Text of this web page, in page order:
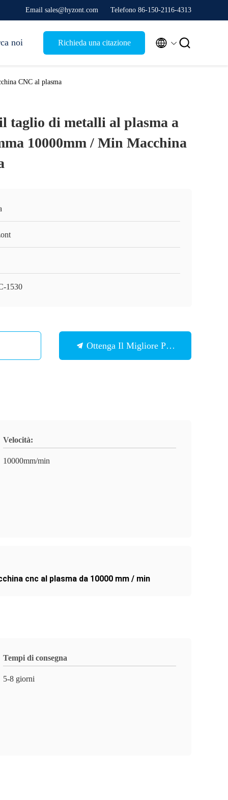
Email sales@hyzont.com Telefono 86-150-2116-4313
noi Richieda una citazione  
CNC al plasma
taglio di metalli al plasma a
10000mm / Min Macchina
1530
Ottenga Il Migliore Prezzo
Velocità:
10000mm/min
cnc al plasma da 10000 mm / min
Tempi di consegna
5-8 giorni